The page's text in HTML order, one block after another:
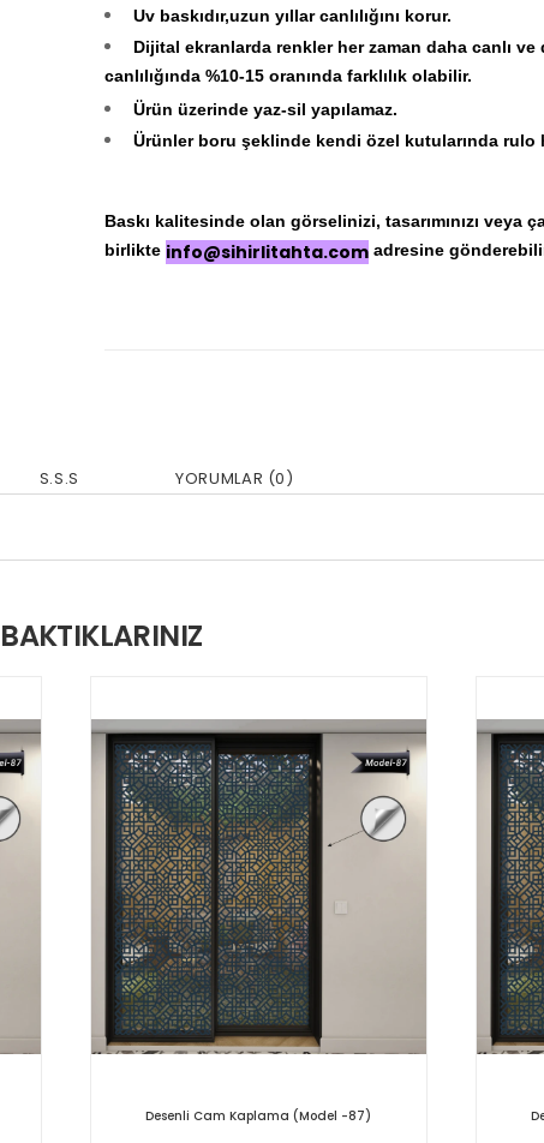
Uv baskıdır,uzun yıllar canlılığını korur.
Dijital ekranlarda renkler her zaman daha canlı
canlılığında %10-15 oranında farklılık olabilir.
Ürün üzerinde yaz-sil yapılamaz.
Ürünler boru şeklinde kendi özel kutularında rulo
Baskı kalitesinde olan görselinizi, tasarımınızı veya
birlikte info@sihirlitahta.com adresine
S.S.S YORUMLAR (0)
Desenli Cam Kaplama (Model -87)